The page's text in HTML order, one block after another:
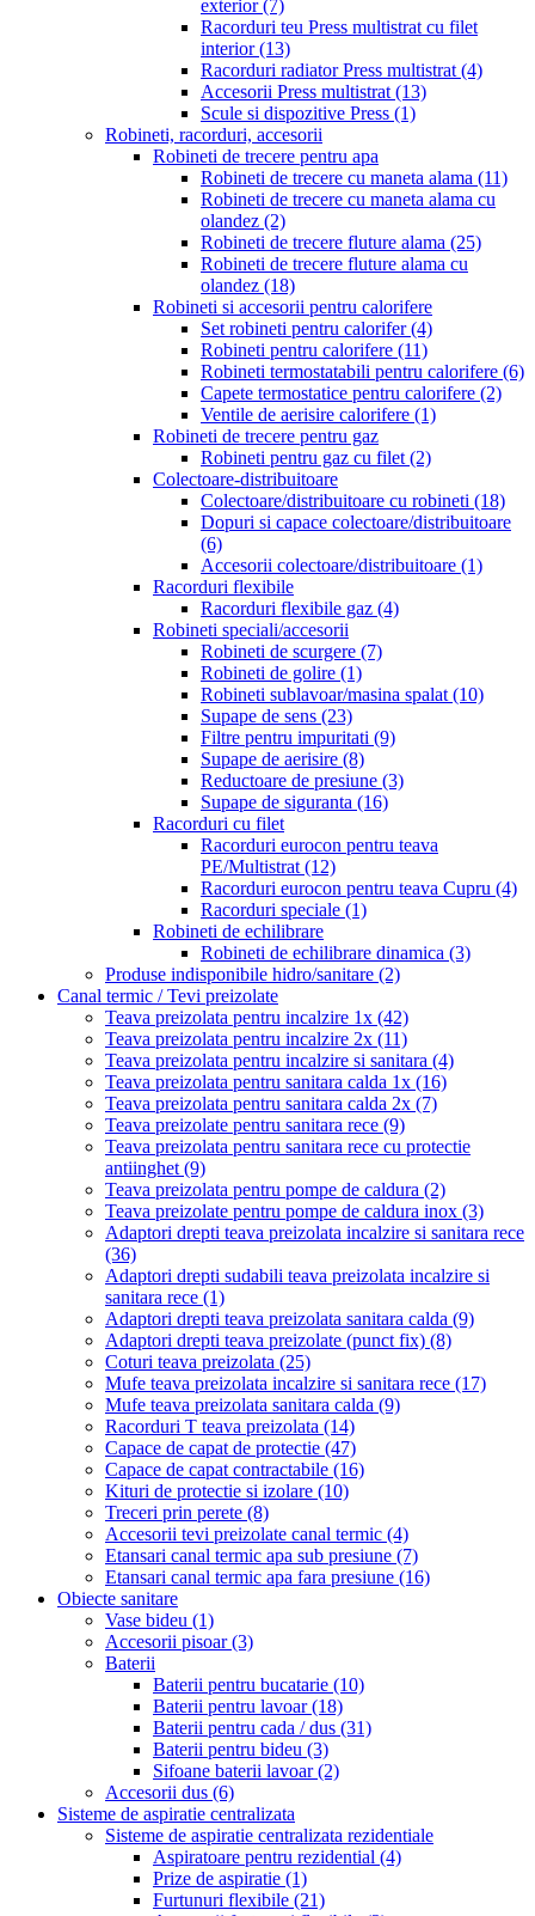
exterior(7)
Racorduri teu Press multistrat cu filet
interior(13)
Racorduri radiator Press multistrat (4)
Accesorii Press multistrat (13)
Scule si dispozitive Press (1)
Robineti, racorduri, accesorii
Robineti de trecere pentru apa
Robineti de trecere cu maneta alama (11)
Robineti de trecere cu maneta alama cu
olandez (2)
Robineti de trecere fluture alama (25)
Robineti de trecere fluture alama cu
olandez (18)
Robineti si accesorii pentru calorifere
Set robineti pentru calorifer(4)
Robineti pentru calorifere (11)
Robineti termostatabili pentru calorifere (6)
Capete termostatice pentru calorifere (2)
Ventile de aerisire calorifere (1)
Robineti de trecere pentru gaz
Robineti pentru gaz cu filet (2)
Colectoare-distribuitoare
Colectoare/distribuitoare cu robineti (18)
Dopuri si capace colectoare/distribuitoare
(6)
Accesorii colectoare/distribuitoare (1)
Racorduri flexibile
Racorduri flexibile gaz (4)
Robineti speciali/accesorii
Robineti de scurgere (7)
Robineti de golire (1)
Robineti sublavoar/masina spalat (10)
Supape de sens (23)
Filtre pentru impuritati (9)
Supape de aerisire (8)
Reductoare de presiune (3)
Supape de siguranta (16)
Racorduri cu filet
Racorduri eurocon pentru teava
PE/Multistrat (12)
Racorduri eurocon pentru teava Cupru (4)
Racorduri speciale (1)
Robineti de echilibrare
Robineti de echilibrare dinamica (3)
Produse indisponibile hidro/sanitare (2)
Canal termic / Tevi preizolate
Teava preizolata pentru incalzire 1x (42)
Teava preizolata pentru incalzire 2x (11)
Teava preizolata pentru incalzire si sanitara (4)
Teava preizolata pentru sanitara calda 1x (16)
Teava preizolata pentru sanitara calda 2x (7)
Teava preizolate pentru sanitara rece (9)
Teava preizolata pentru sanitara rece cu protectie
antiinghet (9)
Teava preizolata pentru pompe de caldura (2)
Teava preizolate pentru pompe de caldura inox (3)
Adaptori drepti teava preizolata incalzire si sanitara rece
(36)
Adaptori drepti sudabili teava preizolata incalzire si
sanitara rece (1)
Adaptori drepti teava preizolata sanitara calda (9)
Adaptori drepti teava preizolate (punct fix) (8)
Coturi teava preizolata (25)
Mufe teava preizolata incalzire si sanitara rece (17)
Mufe teava preizolata sanitara calda (9)
Racorduri T teava preizolata (14)
Capace de capat de protectie (47)
Capace de capat contractabile (16)
Kituri de protectie si izolare (10)
Treceri prin perete (8)
Accesorii tevi preizolate canal termic (4)
Etansari canal termic apa sub presiune (7)
Etansari canal termic apa fara presiune (16)
Obiecte sanitare
Vase bideu (1)
Accesorii pisoar(3)
Baterii
Baterii pentru bucatarie (10)
Baterii pentru lavoar(18)
Baterii pentru cada / dus (31)
Baterii pentru bideu (3)
Sifoane baterii lavoar(2)
Accesorii dus (6)
Sisteme de aspiratie centralizata
Sisteme de aspiratie centralizata rezidentiale
Aspiratoare pentru rezidential (4)
Prize de aspiratie (1)
Furtunuri flexibile (21)